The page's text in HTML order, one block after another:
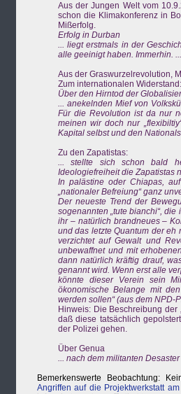
Aus der Jungen Welt vom
schon die Klimakonferenz in
Mißerfolg.
Erfolg in Durban
... liegt erstmals in der
alle geeinigt haben. Immerhin.
Aus der Graswurzelrevolution,
Zum internationalen Widerstand:
Über den Hirntod der
... anekelnden Mief von
Für die Revolution ist da nur
meinen wir doch nur
Kapital selbst und den
Zu den Zapatistas:
... stellte sich schon bald
Ideologiefreiheit die Zapatistas
In palästine oder Chiapas,
„nationaler Befreiung“ ganz
Der neueste Trend der
sogenannten „tute bianchi“,
ihr – natürlich brandneues –
und das letzte Quantum der eh
verzichtet auf Gewalt und
unbewaffnet und mit
dann natürlich kräftig drauf,
genannt wird. Wenn erst alle
könnte dieser Verein sein
ökonomische Belange mit
werden sollen“ (aus dem NPD-
Hinweis: Die Beschreibung der
daß diese tatsächlich
der Polizei gehen.
Über Genua
... nach dem militanten
Bemerkenswerte Beobachtung:
Angriffen auf die Projektwerkstatt